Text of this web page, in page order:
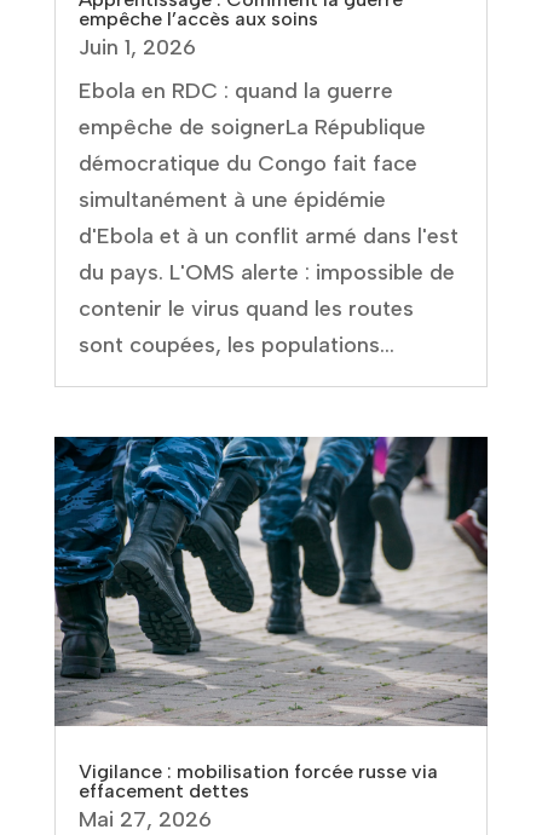
empêche l’accès aux soins
Juin 1, 2026
Ebola en RDC : quand la guerre
empêche de soignerLa République
démocratique du Congo fait face
simultanément à une épidémie
d'Ebola et à un conflit armé dans l'est
du pays. L'OMS alerte : impossible de
contenir le virus quand les routes
sont coupées, les populations...
Vigilance : mobilisation forcée russe via
effacement dettes
Mai 27, 2026